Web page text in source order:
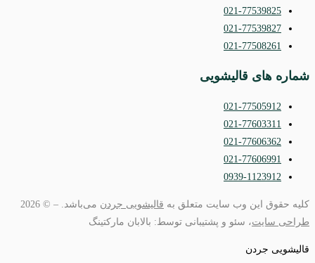
021-77539825
021-77539827
021-77508261
شماره های قالیشویی
021-77505912
021-77603311
021-77606362
021-77606991
0939-1123912
کلیه حقوق این وب سایت متعلق به قالیشویی جردن می‌باشد. – © 2026
طراحی سایت، سئو و پشتیبانی توسط: بالابان مارکتینگ
قالیشویی جردن